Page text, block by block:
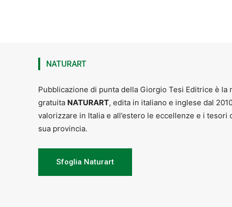
NATURART
Pubblicazione di punta della Giorgio Tesi Editrice è la
gratuita NATURART, edita in italiano e inglese dal
valorizzare in Italia e all’estero le eccellenze e i tesori
sua provincia.
Sfoglia Naturart